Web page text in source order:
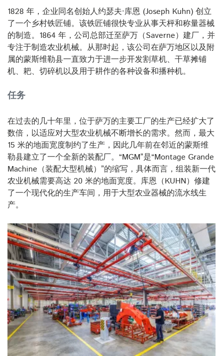
1828 年，企业同名创始人约瑟夫·库恩 (Joseph Kuhn) 创立
了一个乡村铁匠铺。该铁匠铺很快专业从事天枰和称量器械
的制造。1864 年，公司总部迁至萨万（Saverne）建厂，并
专注于制造农业机械。从那时起，该公司在萨万地区以及附
属的蒙斯维勒县一直致力于进一步开发割草机、干草摊铺
机、耙、切碎机以及用于耕作的各种设备和播种机。
任务
在过去的几十年里，位于萨万的主要工厂的生产已经扩大了
数倍，以适应对大型农业机械不断增长的需求。然而，最大
15 米的地面宽度制约了生产，因此几年前在邻近的蒙斯维
勒县建立了一个全新的装配厂。“MGM”是“Montage Grande
Machine（装配大型机械）”的缩写，具体而言，组装新一代
农业机械需要高达 20 米的地面宽度。库恩（KUHN）修建
了一个现代化的生产车间，用于大型农业器械的流水线生
产。